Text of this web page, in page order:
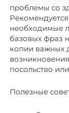
проблемы со
необходимые
базовых фраз
копии важных
посольство
Полезные